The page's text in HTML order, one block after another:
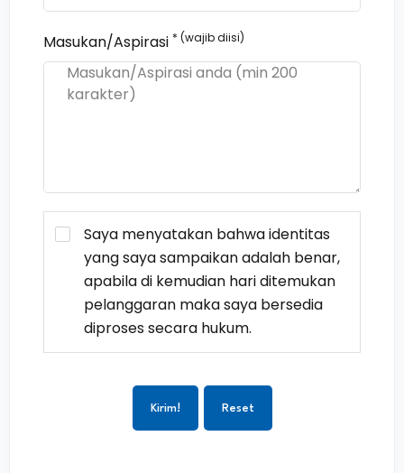
Masukan/Aspirasi * (wajib diisi)
Saya menyatakan bahwa identitas
yang saya sampaikan adalah benar,
apabila di kemudian hari ditemukan
pelanggaran maka saya bersedia
diproses secara hukum.
Kirim! Reset